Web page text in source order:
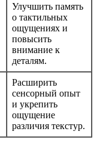
Улучшить память
о тактильных
ощущениях и
повысить
внимание к
деталям.
Расширить
сенсорный опыт
и укрепить
ощущение
различия текстур.